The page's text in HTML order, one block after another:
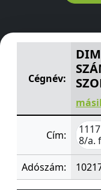
DIMENZIO
Cégnév:
Cím:
8/a.
Adószám: